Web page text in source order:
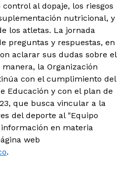
al dopaje, los riesgos
nutricional, y
los atletas. La jornada
preguntas y respuestas, en
aclarar sus dudas sobre el
la Organización
con el cumplimiento del
Educación y con el plan de
que busca vincular a la
del deporte al "Equipo
en materia
web
.